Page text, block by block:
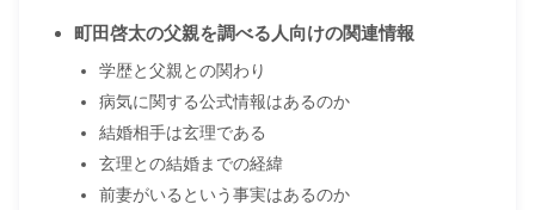
町田啓太の父親を調べる人向けの関連情報
学歴と父親との関わり
病気に関する公式情報はあるのか
結婚相手は玄理である
玄理との結婚までの経緯
前妻がいるという事実はあるのか